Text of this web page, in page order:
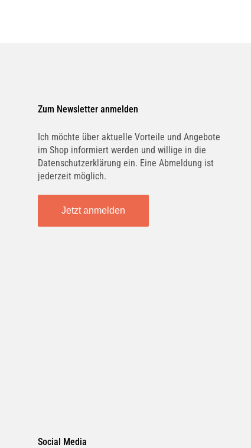
Zum Newsletter anmelden
Ich möchte über aktuelle Vorteile und Angebote
im Shop informiert werden und willige in die
Datenschutzerklärung ein. Eine Abmeldung ist
jederzeit möglich.
Jetzt anmelden
Social Media